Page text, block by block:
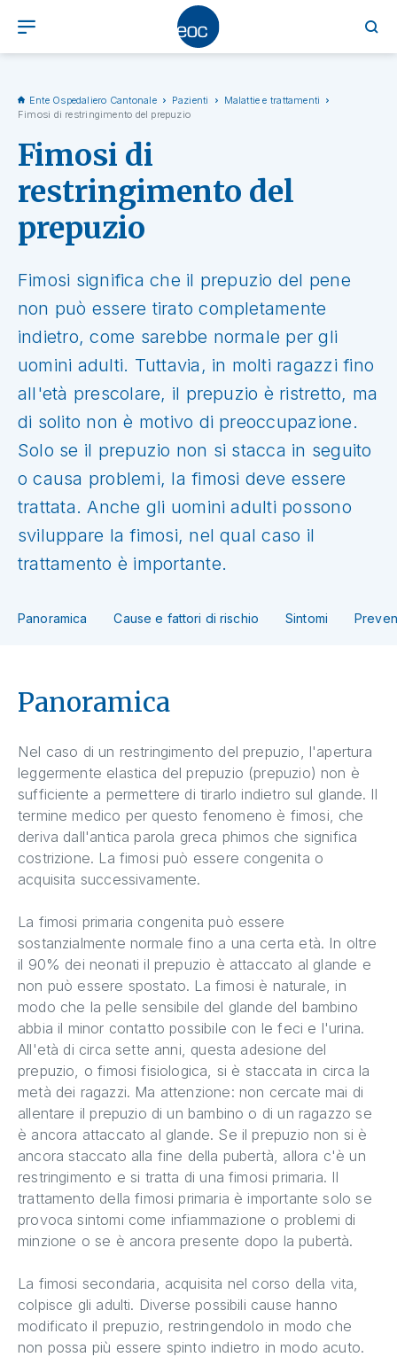
Ente Ospedaliero Cantonale Pazienti
Malattie e trattamenti
Fimosi di restringimento del prepuzio
Fimosi di
restringimento del
prepuzio
Fimosi significa che il prepuzio del pene
non può essere tirato completamente
indietro, come sarebbe normale per gli
uomini adulti. Tuttavia, in molti ragazzi fino
all'età prescolare, il prepuzio è ristretto, ma
di solito non è motivo di preoccupazione.
Solo se il prepuzio non si stacca in seguito
o causa problemi, la fimosi deve essere
trattata. Anche gli uomini adulti possono
sviluppare la fimosi, nel qual caso il
trattamento è importante.
Panoramica Cause e fattori di rischio Sintomi
Panoramica
Nel caso di un restringimento del prepuzio, l'apertura
leggermente elastica del prepuzio (prepuzio) non è
sufficiente a permettere di tirarlo indietro sul glande. Il
termine medico per questo fenomeno è fimosi, che
deriva dall'antica parola greca phimos che significa
costrizione. La fimosi può essere congenita o
acquisita successivamente.
La fimosi primaria congenita può essere
sostanzialmente normale fino a una certa età. In oltre
il 90% dei neonati il prepuzio è attaccato al glande e
non può essere spostato. La fimosi è naturale, in
modo che la pelle sensibile del glande del bambino
abbia il minor contatto possibile con le feci e l'urina.
All'età di circa sette anni, questa adesione del
prepuzio, o fimosi fisiologica, si è staccata in circa la
metà dei ragazzi. Ma attenzione: non cercate mai di
allentare il prepuzio di un bambino o di un ragazzo se
è ancora attaccato al glande. Se il prepuzio non si è
ancora staccato alla fine della pubertà, allora c'è un
restringimento e si tratta di una fimosi primaria. Il
trattamento della fimosi primaria è importante solo se
provoca sintomi come infiammazione o problemi di
minzione o se è ancora presente dopo la pubertà.
La fimosi secondaria, acquisita nel corso della vita,
colpisce gli adulti. Diverse possibili cause hanno
modificato il prepuzio, restringendolo in modo che
non possa più essere spinto indietro in modo acuto.